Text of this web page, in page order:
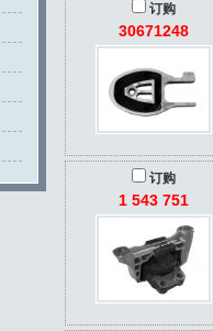
订购
30671248
订购
1 543 751